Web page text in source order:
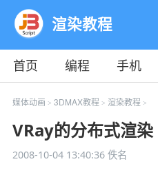
渲染教程
首页 编程 手机
教程
平面 服务器
媒体动画 > 3DMAX教程 > 渲染教程 >
VRay的分布式渲染
2008-10-04 13:40:36佚名